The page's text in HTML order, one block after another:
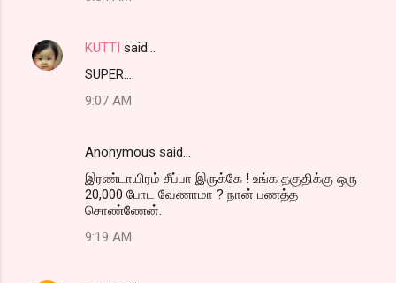
e
KUTTI said…
SUPER....
9:07 AM
Anonymous said…
இரண்டாயிரம் சீப்பா இருக்கே ! உங்க தகுதிக்கு ஒரு
20,000 போட வேணாமா ? நான் பணத்த
சொண்ணேன்.
9:19 AM